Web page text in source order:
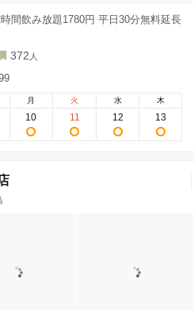
間飲み放題1780円 平日30分無料延長
372 人
月
10
火
11
水
12
木
13